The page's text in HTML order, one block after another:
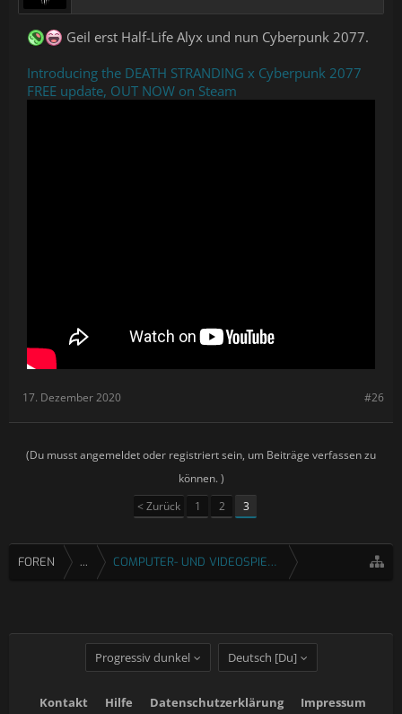
Geil erst Half-Life Alyx und nun Cyberpunk 2077.
Introducing the DEATH STRANDING x Cyberpunk 2077
FREE update, OUT NOW on Steam
#26
17. Dezember 2020
(Du musst angemeldet oder registriert sein, um Beiträge verfassen zu
können. )
< Zurück
1 2 3
FOREN ... COMPUTER- UND VIDEOSPIELE
Progressiv dunkel Deutsch [Du]
Kontakt Hilfe Datenschutzerklärung Impressum